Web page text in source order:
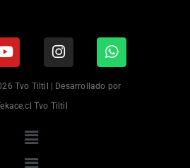
Tvo Tiltil | Desarrollado por
Tvo Tiltil